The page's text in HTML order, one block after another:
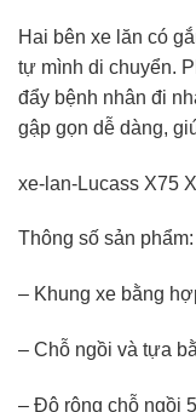
Hai bên xe lăn có
tự mình di chuyển.
đẩy bệnh nhân đi
gập gọn dễ dàng,
xe-lan-Lucass X75
Thông số sản
– Khung xe bằng
– Chỗ ngồi và tựa
– Độ rộng chỗ ngồi